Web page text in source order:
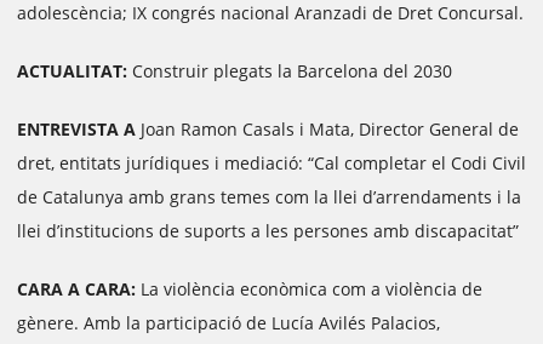
adolescència; IX congrés nacional Aranzadi de Dret Concursal.
ACTUALITAT: Construir plegats la Barcelona del 2030
ENTREVISTA A Joan Ramon Casals i Mata, Director General de
dret, entitats jurídiques i mediació: “Cal completar el Codi Civil
de Catalunya amb grans temes com la llei d’arrendaments i la
llei d’institucions de suports a les persones amb discapacitat”
CARA A CARA: La violència econòmica com a violència de
gènere. Amb la participació de Lucía Avilés Palacios,